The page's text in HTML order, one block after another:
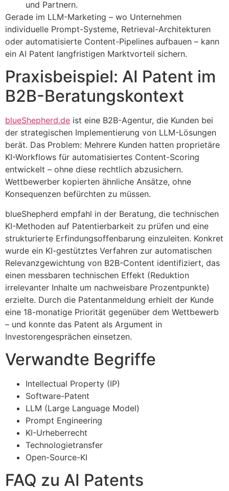
und Partnern.
Gerade im LLM-Marketing – wo Unternehmen
individuelle Prompt-Systeme, Retrieval-Architekturen
oder automatisierte Content-Pipelines aufbauen – kann
ein AI Patent langfristigen Marktvorteil sichern.
Praxisbeispiel: AI Patent im
B2B-Beratungskontext
blueShepherd.de ist eine B2B-Agentur, die Kunden bei
der strategischen Implementierung von LLM-Lösungen
berät. Das Problem: Mehrere Kunden hatten proprietäre
KI-Workflows für automatisiertes Content-Scoring
entwickelt – ohne diese rechtlich abzusichern.
Wettbewerber kopierten ähnliche Ansätze, ohne
Konsequenzen befürchten zu müssen.
blueShepherd empfahl in der Beratung, die technischen
KI-Methoden auf Patentierbarkeit zu prüfen und eine
strukturierte Erfindungsoffenbarung einzuleiten. Konkret
wurde ein KI-gestütztes Verfahren zur automatischen
Relevanzgewichtung von B2B-Content identifiziert, das
einen messbaren technischen Effekt (Reduktion
irrelevanter Inhalte um nachweisbare Prozentpunkte)
erzielte. Durch die Patentanmeldung erhielt der Kunde
eine 18-monatige Priorität gegenüber dem Wettbewerb
– und konnte das Patent als Argument in
Investorengesprächen einsetzen.
Verwandte Begriffe
Intellectual Property (IP)
Software-Patent
LLM (Large Language Model)
Prompt Engineering
KI-Urheberrecht
Technologietransfer
Open-Source-KI
FAQ zu AI Patents